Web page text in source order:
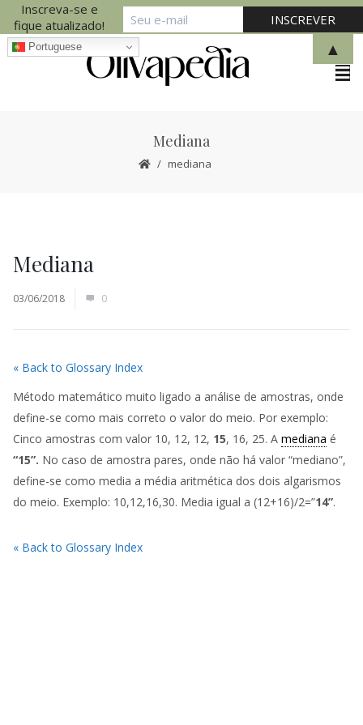
Mediana
mediana
Mediana
03/06/2018 0
« Back to Glossary Index
Método matemático muito ligado a análise de amostras, onde
define-se como mais correto o valor do meio. Por exemplo:
Cinco amostras com valor 10, 12, 12, 15, 16, 25. A mediana é
“15”. No caso de amostra pares, onde não há valor “mediano”,
define-se como media a média aritmética dos dois algarismos
do meio. Exemplo: 10,12,16,30. Media igual a (12+16)/2=”14”.
« Back to Glossary Index
Inscreva-se e
fique atualizado!
▲
Portuguese